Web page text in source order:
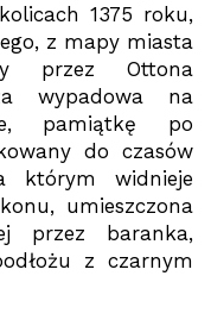
1375 roku,
z mapy miasta
przez Ottona
wypadowa na
pamiątkę po
do czasów
którym widnieje
umieszczona
przez baranka,
z czarnym